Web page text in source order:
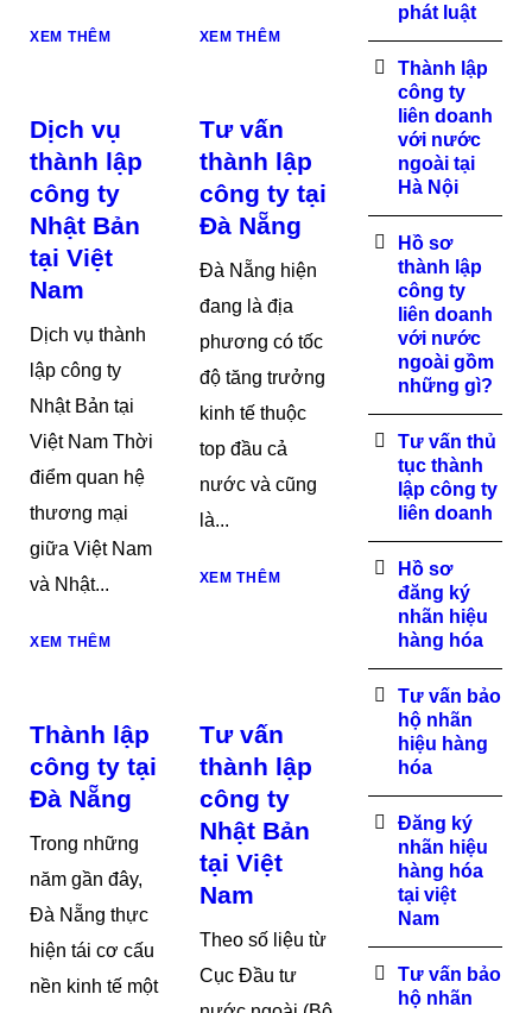
XEM THÊM XEM THÊM
Dịch vụ
thành lập
công ty
Nhật Bản
tại Việt
Nam
Dịch vụ thành
lập công ty
Nhật Bản tại
Việt Nam Thời
điểm quan hệ
thương mại
giữa Việt Nam
và Nhật...
XEM THÊM
Tư vấn
thành lập
công ty tại
Đà Nẵng
Đà Nẵng hiện
đang là địa
phương có tốc
độ tăng trưởng
kinh tế thuộc
top đầu cả
nước và cũng
là...
XEM THÊM
Thành lập
công ty tại
Đà Nẵng
Trong những
năm gần đây,
Đà Nẵng thực
hiện tái cơ cấu
nền kinh tế một
Tư vấn
thành lập
công ty
Nhật Bản
tại Việt
Nam
Theo số liệu từ
Cục Đầu tư
phát luật
Thành lập
công ty
liên doanh
với nước
ngoài tại
Hà Nội
Hồ sơ
thành lập
công ty
liên doanh
với nước
ngoài gồm
những gì?
Tư vấn thủ
tục thành
lập công ty
liên doanh
Hồ sơ
đăng ký
nhãn hiệu
hàng hóa
Tư vấn bảo
hộ nhãn
hiệu hàng
hóa
Đăng ký
nhãn hiệu
hàng hóa
tại việt
Nam
Tư vấn bảo
hộ nhãn